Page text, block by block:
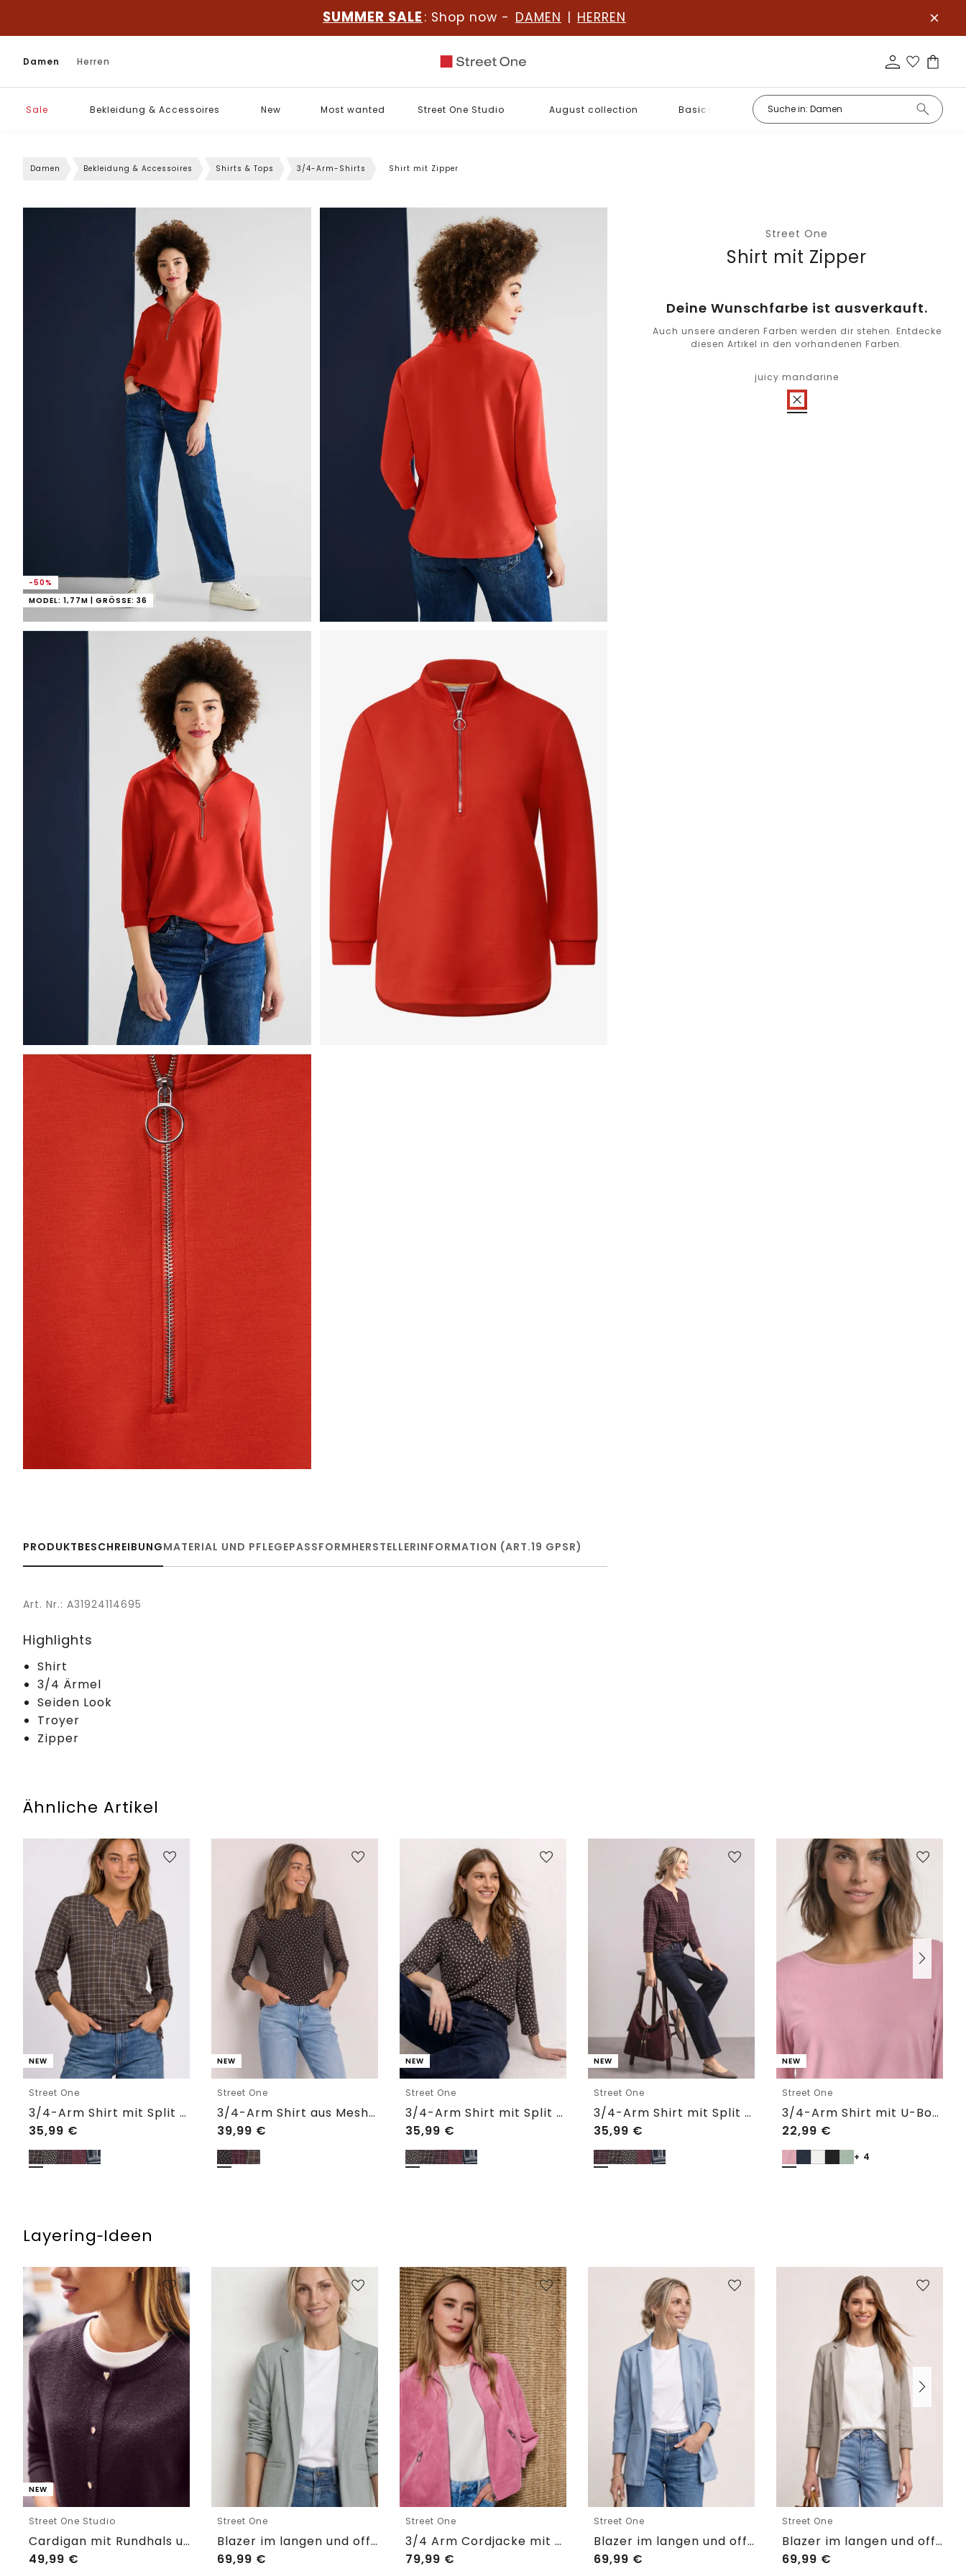
SUMMER SALE : Shop now - DAMEN | HERREN
Damen Herren
Sale Bekleidung & Accessoires New Most wanted Street One Studio August collection Basics
Damen Bekleidung & Accessoires Shirts & Tops 3/4-Arm-Shirts Shirt mit Zipper
-50%
MODEL: 1,77M | GRÖSSE: 36
Street One
Shirt mit Zipper
Deine Wunschfarbe ist ausverkauft.
Auch unsere anderen Farben werden dir stehen. Entdecke
diesen Artikel in den vorhandenen Farben.
juicy mandarine
PRODUKTBESCHREIBUNGMATERIAL UND PFLEGEPASSFORMHERSTELLERINFORMATION (ART.19 GPSR)
Art. Nr.: A31924114695
Highlights
Shirt
3/4 Ärmel
Seiden Look
Troyer
Zipper
Ähnliche Artikel
NEW
Street One
3/4-Arm Shirt mit Split Neck und Print
35,99 €
NEW
Street One
3/4-Arm Shirt aus Mesh mit Print
39,99 €
NEW
Street One
3/4-Arm Shirt mit Split Neck und Print
35,99 €
NEW
Street One
3/4-Arm Shirt mit Split Neck und Print
35,99 €
NEW
Street One
3/4-Arm Shirt mit U-Boot-Ausschnitt
22,99 €
+ 4
Layering‑Ideen
NEW
Street One Studio
Cardigan mit Rundhals und Knöpfen
49,99 €
Street One
Blazer im langen und offenen Schnitt
69,99 €
Street One
3/4 Arm Cordjacke mit Hemdkragen
79,99 €
Street One
Blazer im langen und offenen Schnitt
69,99 €
Street One
Blazer im langen und offenen Schnitt
69,99 €